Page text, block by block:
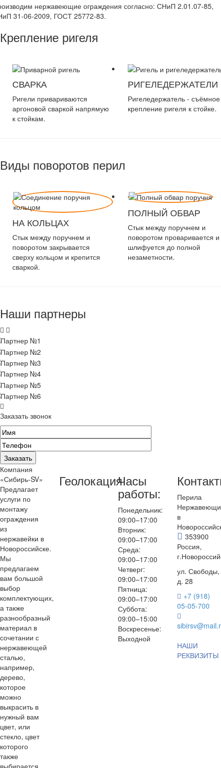
нержавеющие ограждения согласно: СНиП 2.01.07-85,
31-06-2009, ГОСТ 25772-83.
Крепление ригеля
СВАРКА
Ригели привариваются
аргоновой сваркой напрямую
к стойкам.
РИГЕЛЕДЕРЖАТЕЛИ
Ригеледержатель - съёмное
крепление ригеля к стойке.
Виды поворотов перил
НА КОЛЬЦАХ
Стык между поручнем и
поворотом закрывается
сверху кольцом и крепится
сваркой.
ПОЛНЫЙ ОБВАР
Стык между поручнем и
поворотом проваривается и
шлифуется до полной
незаметности.
Наши партнеры
Заказать звонок
Компания
«Сибирь-SV»
Предлагает
услуги по
монтажу
ограждения
из
нержавейки в
Новороссийске.
Мы
предлагаем
вам большой
выбор
комплектующих,
а также
разнообразный
материал в
сочетании с
нержавеющей
сталью,
например,
дерево,
которое
можно
выкрасить в
нужный вам
цвет, или
стекло, цвет
которого
также
выбирается
ГеолокацияЧасы
работы:
Понедельник:
09:00–17:00
Вторник:
09:00–17:00
Среда:
09:00–17:00
Четверг:
09:00–17:00
Пятница:
09:00–17:00
Суббота:
09:00–15:00
Воскресенье:
Выходной
Перила
в
353900
Россия,
г.
ул. Свободы,
д. 28
+7 (918)
05-05-700
НАШИ
РЕКВИЗИТЫ